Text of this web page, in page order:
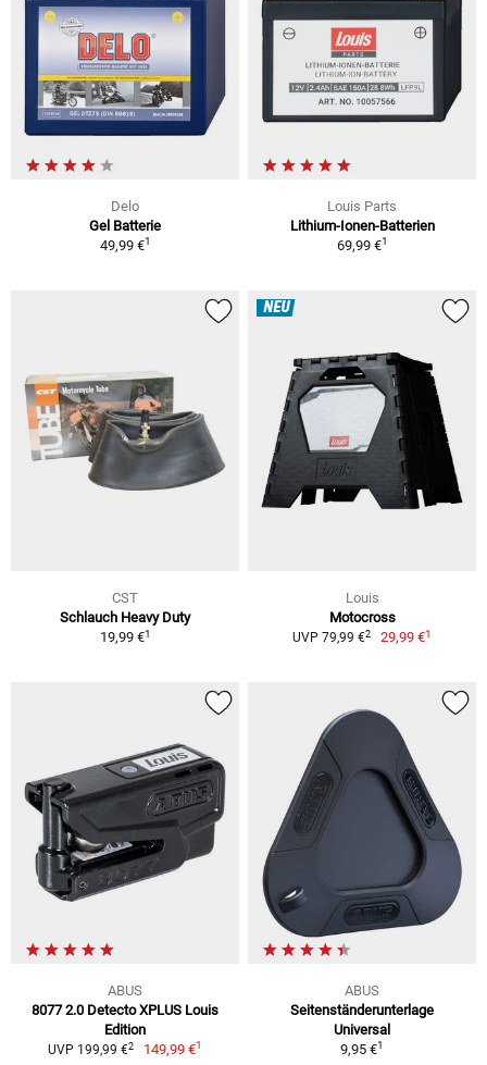
Delo
Gel Batterie
49,99 €1
Louis Parts
Lithium-Ionen-Batterien
69,99 €1
CST
Schlauch Heavy Duty
19,99 €1
NEU
Louis
Motocross
UVP 79,99 €2 29,99 €1
ABUS
8077 2.0 Detecto XPLUS Louis
Edition
UVP 199,99 €2 149,99 €1
ABUS
Seitenständerunterlage
Universal
9,95 €1